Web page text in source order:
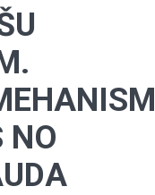
NAGLAS
NO